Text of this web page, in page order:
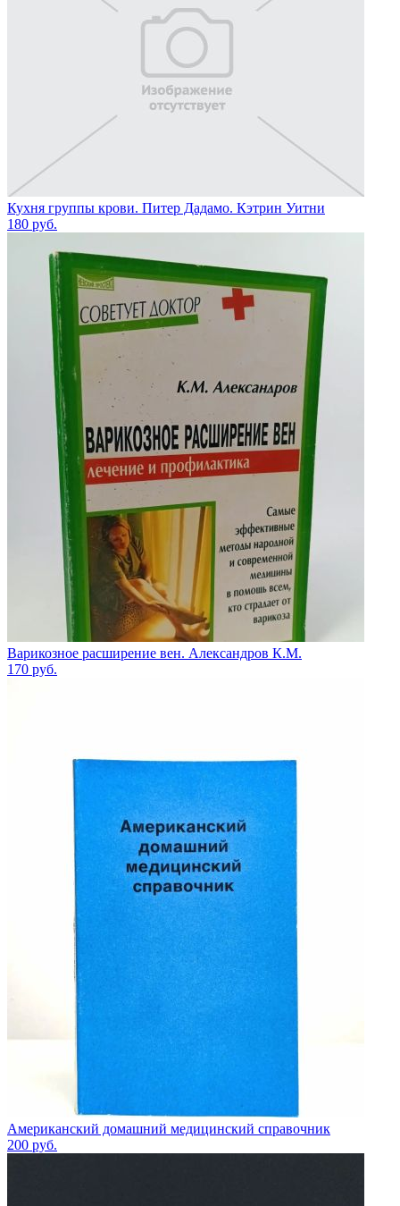
Кухня группы крови. Питер Дадамо. Кэтрин Уитни
180 руб.
Варикозное расширение вен. Александров К.М.
170 руб.
Американский домашний медицинский справочник
200 руб.